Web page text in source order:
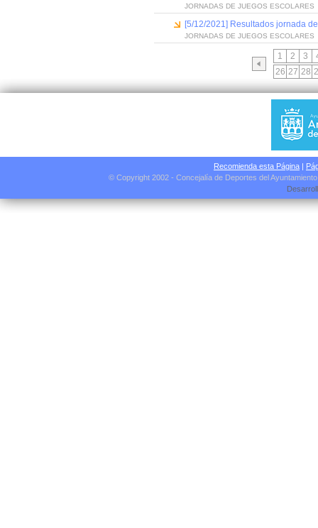
JORNADAS DE JUEGOS ESCOLARES
[5/12/2021] Resultados jornada
JORNADAS DE JUEGOS ESCOLARES
1 2 3
26 27 28
Recomienda esta Página |
© Copyright 2002 - Concejalía de Deportes del